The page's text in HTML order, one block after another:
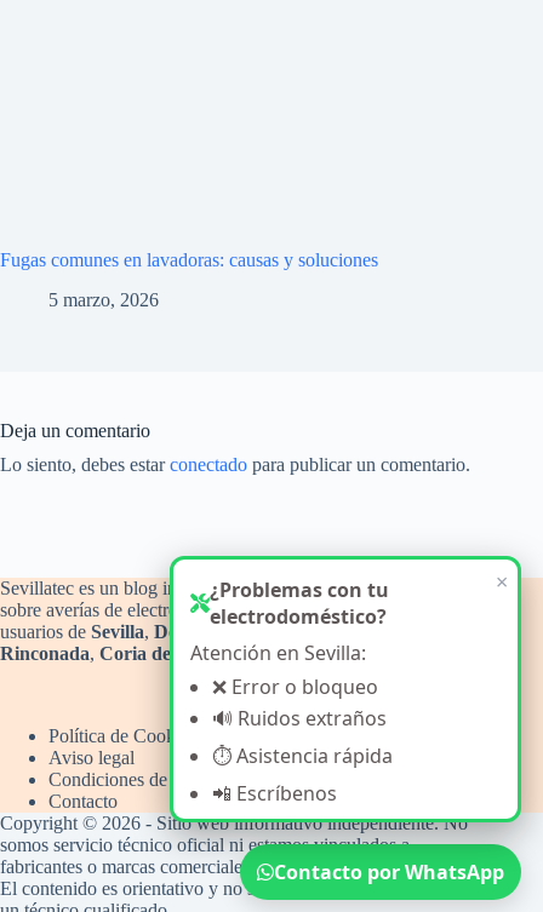
Fugas comunes en lavadoras: causas y soluciones
5 marzo, 2026
Deja un comentario
Lo siento, debes estarconectado para publicar un comentario.
Sevillatec es un blog informativo y de orientación técnica
sobre averías de electrodomésticos del hogar, con atención a
usuarios de Sevilla, Dos Hermanas
Rinconada, Coria del RíoyCamas.
Política de Cookies
Aviso legal
Condiciones de uso
Contacto
Copyright © 2026 - Sitio web informativo independiente. No
somos servicio técnico oficial ni estamos vinculados a
fabricantes o marcas comerciales.
El contenido es orientativo y no sustituye la intervención de
Contacto por WhatsApp